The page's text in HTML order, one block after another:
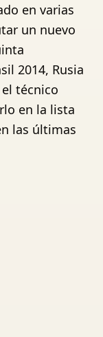
en varias
un nuevo
2014, Rusia
técnico
en la lista
las últimas